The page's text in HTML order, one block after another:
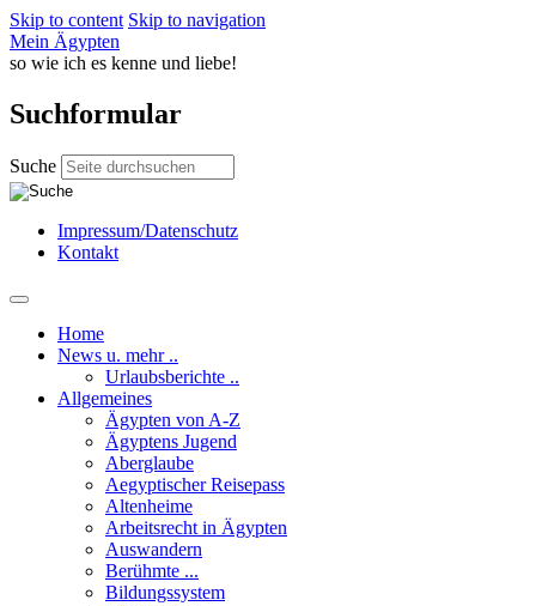
Skip to content Skip to navigation
Mein Ägypten
so wie ich es kenne und liebe!
Suchformular
Suche
Impressum/Datenschutz
Kontakt
Home
News u. mehr ..
Urlaubsberichte ..
Allgemeines
Ägypten von A-Z
Ägyptens Jugend
Aberglaube
Aegyptischer Reisepass
Altenheime
Arbeitsrecht in Ägypten
Auswandern
Berühmte ...
Bildungssystem